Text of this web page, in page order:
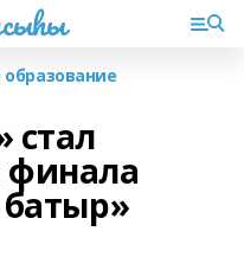
стал
батыр»